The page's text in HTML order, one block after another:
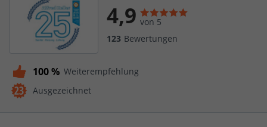
4,9 von 5
123 Bewertungen
100 % Weiterempfehlung
Ausgezeichnet